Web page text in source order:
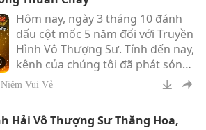
Hôm nay, ngày 3 tháng 10 đánh
dấu cột mốc 5 năm đối với Truyền
Hình Vô Thượng Sư. Tính đến nay,
kênh của chúng tôi đã phát sóng
liên tục 24/7 trong 1.826 ngày hay
thế giới, cộng với hơn 7.300
Vui Vẻ
Hải Vô Thượng Sư Thăng Hoa,